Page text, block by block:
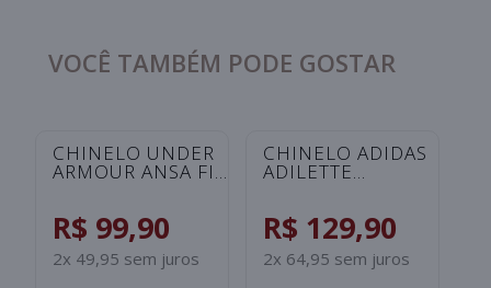
VOCÊ TAMBÉM PODE GOSTAR
CHINELO UNDER
ARMOUR ANSA FIX
R$ 99,90
2x 49,95 sem juros
CHINELO ADIDAS
ADILETTE
PRETO/BRANCO
R$ 129,90
2x 64,95 sem juros